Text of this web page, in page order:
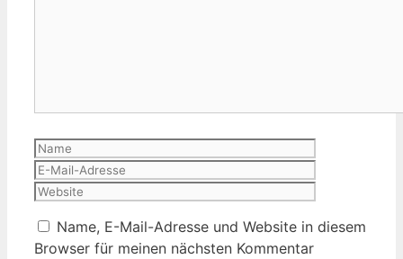
Name
Name, E-Mail-Adresse und Website in diesem
Browser für meinen nächsten Kommentar